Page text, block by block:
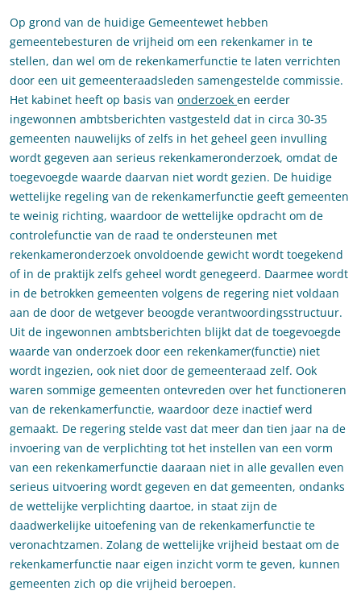
Op grond van de huidige Gemeentewet hebben
gemeentebesturen de vrijheid om een rekenkamer in te
stellen, dan wel om de rekenkamerfunctie te laten verrichten
door een uit gemeenteraadsleden samengestelde commissie.
Het kabinet heeft op basis van onderzoek en eerder
ingewonnen ambtsberichten vastgesteld dat in circa 30-35
gemeenten nauwelijks of zelfs in het geheel geen invulling
wordt gegeven aan serieus rekenkameronderzoek, omdat de
toegevoegde waarde daarvan niet wordt gezien. De huidige
wettelijke regeling van de rekenkamerfunctie geeft gemeenten
te weinig richting, waardoor de wettelijke opdracht om de
controlefunctie van de raad te ondersteunen met
rekenkameronderzoek onvoldoende gewicht wordt toegekend
of in de praktijk zelfs geheel wordt genegeerd. Daarmee wordt
in de betrokken gemeenten volgens de regering niet voldaan
aan de door de wetgever beoogde verantwoordingsstructuur.
Uit de ingewonnen ambtsberichten blijkt dat de toegevoegde
waarde van onderzoek door een rekenkamer(functie) niet
wordt ingezien, ook niet door de gemeenteraad zelf. Ook
waren sommige gemeenten ontevreden over het functioneren
van de rekenkamerfunctie, waardoor deze inactief werd
gemaakt. De regering stelde vast dat meer dan tien jaar na de
invoering van de verplichting tot het instellen van een vorm
van een rekenkamerfunctie daaraan niet in alle gevallen even
serieus uitvoering wordt gegeven en dat gemeenten, ondanks
de wettelijke verplichting daartoe, in staat zijn de
daadwerkelijke uitoefening van de rekenkamerfunctie te
veronachtzamen. Zolang de wettelijke vrijheid bestaat om de
rekenkamerfunctie naar eigen inzicht vorm te geven, kunnen
gemeenten zich op die vrijheid beroepen.